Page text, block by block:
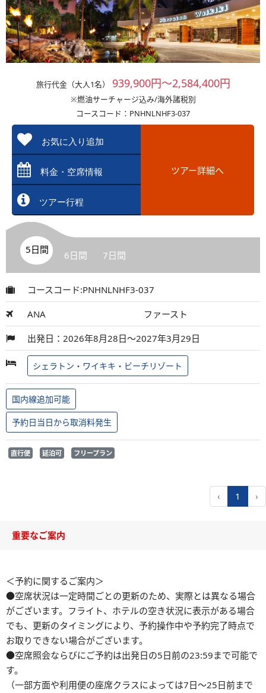
旅行代金（大人1名） 939,900円～2,584,400円
※燃油サーチャージ込み/海外諸税別
コースコード：PNHNLNHF3-037
お気に入り追加
料金・空席情報
ツアー行程
ツアー詳細へ
5日間 6日間 7日間
コースコード:PNHNLNHF3-037
ANA ファースト
出発日：2026年8月28日～2027年3月29日
シェラトン・ワイキキ・ビーチリゾート
国内線追加可能
予約日当日から取消料発生
直行便 延泊可 フリープラン
‹ 1 ›
重要なご案内
＜予約に関するご案内＞
●空席状況は一定時間ごとの更新のため、実際とは異なる場合
がございます。フライト、ホテルの空き状況に表示がある場合
でも、更新のタイミングにより、予約操作中や予約完了時点で
お取りできない場合がございます。
●空席照会ならびにご予約は出発日の5日前の23:59まで可能で
す。
（一部方面や利用便の座席クラスによっては7日～25日前まで